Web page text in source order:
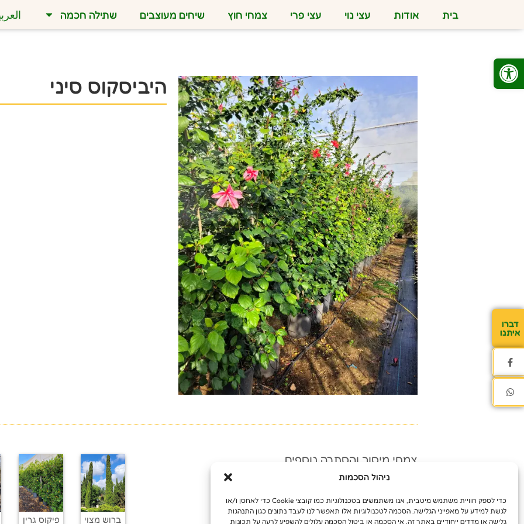
פתח סרגל נגישות
ניהול הסכמות
כדי לספק חוויית משתמש מיטבית, אנו משתמשים בטכנולוגיות כמו קובצי Cookie כדי לאחסן ו/או
לגשת למידע על מאפייני הגלישה. הסכמה לטכנולוגיות אלו תאפשר לנו לעבד נתונים כגון התנהגות
גלישה או מדדים ייחודיים באתר זה. אי הסכמה או ביטול הסכמה עלולים להשפיע לרעה על תכונות
בית אודות עצי נוי עצי פרי צמחי חוץ שיחים מעוצבים שתילה חכמה
היביסקוס סיני
צמחי מיסוך והסתרה נוספים
ברוש מצוי פיקוס גרין
דברו
איתנו